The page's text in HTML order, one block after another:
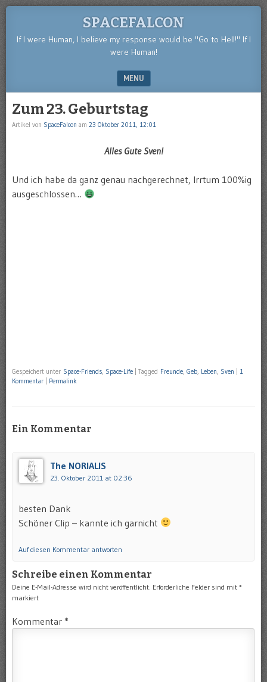
SPACEFALCON
If I were Human, I believe my response would be "Go to Hell!" If I
were Human!
MENU
Zum 23. Geburtstag
Artikel von SpaceFalcon am 23 Oktober 2011, 12:01
Alles Gute Sven!
Und ich habe da ganz genau nachgerechnet, Irrtum 100%ig
ausgeschlossen…
Gespeichert unter Space-Friends Space-Life Tagged Freunde Geb Leben Sven
1
Kommentar
Permalink
Ein Kommentar
The NORIALIS
23. Oktober 2011 at 02:36
besten Dank
Schöner Clip – kannte ich garnicht
Auf diesen Kommentar antworten
Schreibe einen Kommentar
Deine E-Mail-Adresse wird nicht veröffentlicht. Erforderliche Felder sind mit *
markiert
Kommentar *